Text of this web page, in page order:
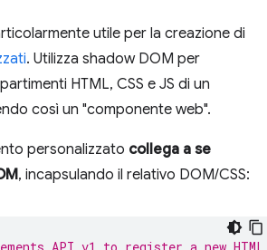
utile per la creazione di
. Utilizza shadow DOM per
HTML, CSS e JS di un
così un "componente web".
personalizzato collega a se
, incapsulando il relativo DOM/CSS: